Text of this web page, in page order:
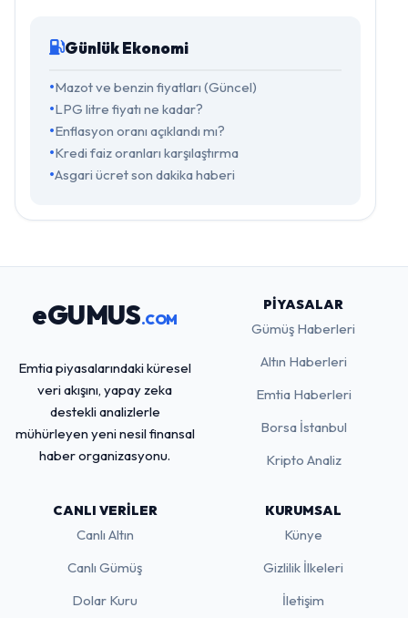
Günlük Ekonomi
Mazot ve benzin fiyatları (Güncel)
LPG litre fiyatı ne kadar?
Enflasyon oranı açıklandı mı?
Kredi faiz oranları karşılaştırma
Asgari ücret son dakika haberi
eGUMUS.COM
Emtia piyasalarındaki küresel
veri akışını, yapay zeka
destekli analizlerle
mühürleyen yeni nesil finansal
haber organizasyonu.
PIYASALAR
Gümüş Haberleri
Altın Haberleri
Emtia Haberleri
Borsa İstanbul
Kripto Analiz
CANLI VERILER
Canlı Altın
Canlı Gümüş
Dolar Kuru
KURUMSAL
Künye
Gizlilik İlkeleri
İletişim